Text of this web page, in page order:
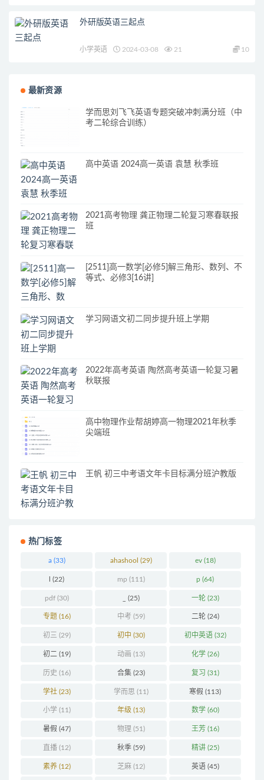
外研版英语三起点
小学英语 2024-03-08 21 10
最新资源
学而思刘飞飞英语专题突破冲刺满分班（中
考二轮综合训练）
高中英语 2024高一英语 袁慧 秋季班
2021高考物理 龚正物理二轮复习寒春联报
班
[2511]高一数学[必修5]解三角形、数列、不
等式、必修3[16讲]
学习网语文初二同步提升班上学期
2022年高考英语 陶然高考英语一轮复习暑
秋联报
高中物理作业帮胡婷高一物理2021年秋季
尖端班
王帆 初三中考语文年卡目标满分班沪教版
热门标签
a(33) ahashool (29) ev(18)
(22) mp (111) p (64)
pdf(30) (25) 一轮(23)
专题(16) 中考 (59) 二轮(24)
初三 (29) 初中 (30) 初中英语(32)
初二 (19) 动画 (13) 化学(26)
历史 (16) 合集(23) 复习 (31)
学社(23) 学而思 (11) 寒假 (113)
小学(11) 年级 (13) 数学(60)
暑假 (47) 物理 (51) 王芳(16)
直播(12) 秋季(59) 精讲(25)
素养(12) 芝麻(12) 英语(45)